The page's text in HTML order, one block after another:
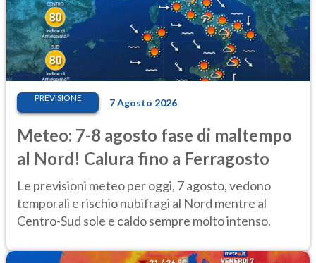
PREVISIONE 7 Agosto 2026
Meteo: 7-8 agosto fase di maltempo
al Nord! Calura fino a Ferragosto
Le previsioni meteo per oggi, 7 agosto, vedono
temporali e rischio nubifragi al Nord mentre al
Centro-Sud sole e caldo sempre molto intenso.